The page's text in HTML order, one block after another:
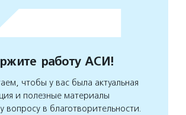
работу АСИ!
чтобы у вас была актуальная
и полезные материалы
вопросу в благотворительности.